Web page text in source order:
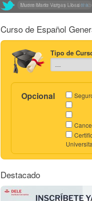
Muere Mario Vargas Llosa link
Exclusión de «ch» y «ll» del
Curso de Español
Tipo de
Opcional
Destacado